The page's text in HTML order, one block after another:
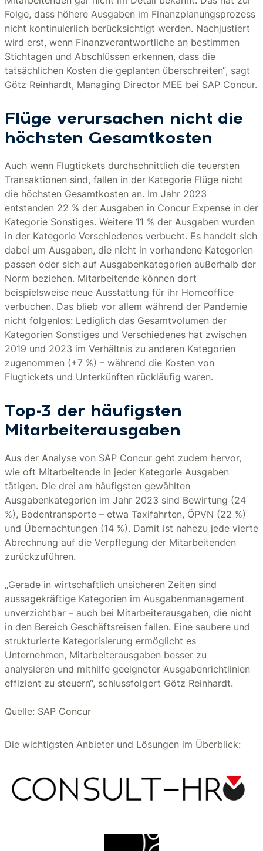
Folge, dass höhere Ausgaben im Finanzplanungsprozess
nicht kontinuierlich berücksichtigt werden. Nachjustiert
wird erst, wenn Finanzverantwortliche an bestimmen
Stichtagen und Abschlüssen erkennen, dass die
tatsächlichen Kosten die geplanten überschreiten“, sagt
Götz Reinhardt, Managing Director MEE bei SAP Concur.
Flüge verursachen nicht die
höchsten Gesamtkosten
Auch wenn Flugtickets durchschnittlich die teuersten
Transaktionen sind, fallen in der Kategorie Flüge nicht
die höchsten Gesamtkosten an. Im Jahr 2023
entstanden 22 % der Ausgaben in Concur Expense in der
Kategorie Sonstiges. Weitere 11 % der Ausgaben wurden
in der Kategorie Verschiedenes verbucht. Es handelt sich
dabei um Ausgaben, die nicht in vorhandene Kategorien
passen oder sich auf Ausgabenkategorien außerhalb der
Norm beziehen. Mitarbeitende können dort
beispielsweise neue Ausstattung für ihr Homeoffice
verbuchen. Das blieb vor allem während der Pandemie
nicht folgenlos: Lediglich das Gesamtvolumen der
Kategorien Sonstiges und Verschiedenes hat zwischen
2019 und 2023 im Verhältnis zu anderen Kategorien
zugenommen (+7 %) – während die Kosten von
Flugtickets und Unterkünften rückläufig waren.
Top-3 der häufigsten
Mitarbeiterausgaben
Aus der Analyse von SAP Concur geht zudem hervor,
wie oft Mitarbeitende in jeder Kategorie Ausgaben
tätigen. Die drei am häufigsten gewählten
Ausgabenkategorien im Jahr 2023 sind Bewirtung (24
%), Bodentransporte – etwa Taxifahrten, ÖPVN (22 %)
und Übernachtungen (14 %). Damit ist nahezu jede vierte
Abrechnung auf die Verpflegung der Mitarbeitenden
zurückzuführen.
„Gerade in wirtschaftlich unsicheren Zeiten sind
aussagekräftige Kategorien im Ausgabenmanagement
unverzichtbar – auch bei Mitarbeiterausgaben, die nicht
in den Bereich Geschäftsreisen fallen. Eine saubere und
strukturierte Kategorisierung ermöglicht es
Unternehmen, Mitarbeiterausgaben besser zu
analysieren und mithilfe geeigneter Ausgabenrichtlinien
effizient zu steuern“, schlussfolgert Götz Reinhardt.
Quelle: SAP Concur
Die wichtigsten Anbieter und Lösungen im Überblick: